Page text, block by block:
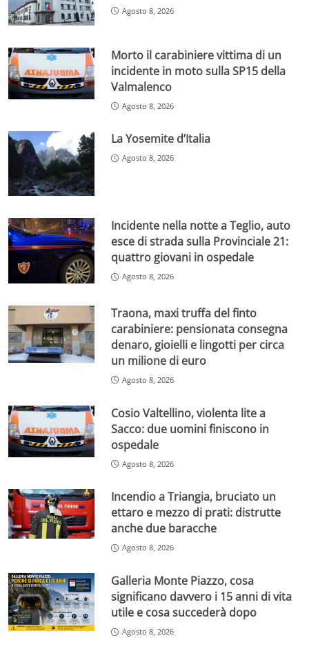
Agosto 8, 2026
Morto il carabiniere vittima di un
incidente in moto sulla SP15 della
Valmalenco
Agosto 8, 2026
La Yosemite d’Italia
Agosto 8, 2026
Incidente nella notte a Teglio, auto
esce di strada sulla Provinciale 21:
quattro giovani in ospedale
Agosto 8, 2026
Traona, maxi truffa del finto
carabiniere: pensionata consegna
denaro, gioielli e lingotti per circa
un milione di euro
Agosto 8, 2026
Cosio Valtellino, violenta lite a
Sacco: due uomini finiscono in
ospedale
Agosto 8, 2026
Incendio a Triangia, bruciato un
ettaro e mezzo di prati: distrutte
anche due baracche
Agosto 8, 2026
Galleria Monte Piazzo, cosa
significano davvero i 15 anni di vita
utile e cosa succederà dopo
Agosto 8, 2026